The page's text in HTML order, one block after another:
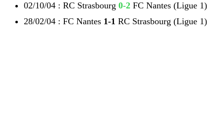
02/10/04 : RC Strasbourg 0-2 FC Nantes (Ligue 1)
28/02/04 : FC Nantes 1-1 RC Strasbourg (Ligue 1)